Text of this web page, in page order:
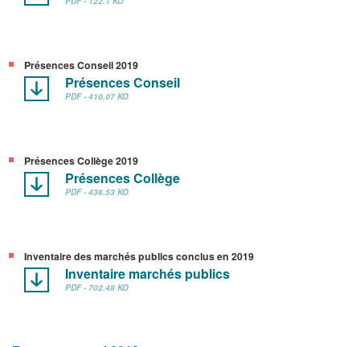
Présences Conseil 2019
Présences Conseil
PDF - 410.07 KO
Présences Collège 2019
Présences Collège
PDF - 436.53 KO
Inventaire des marchés publics conclus en 2019
Inventaire marchés publics
PDF - 702.48 KO